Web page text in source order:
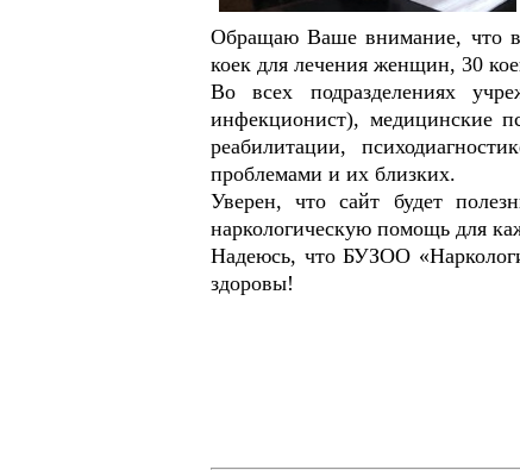
Обращаю Ваше внимание, что в
коек для лечения женщин, 30
Во всех подразделениях
инфекционист), медицинские
реабилитации,
проблемами и их близких.
Уверен, что сайт будет
наркологическую помощь для
Надеюсь, что БУЗОО
здоровы!